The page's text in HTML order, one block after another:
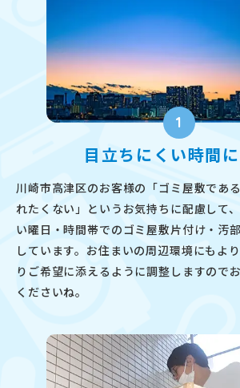
1
目立ちにくい時間
川崎市高津区のお客様の「ゴミ屋敷であ
れたくない」というお気持ちに配慮して
い曜日・時間帯でのゴミ屋敷片付け・汚
しています。お住まいの周辺環境にもよ
りご希望に添えるように調整しますので
くださいね。